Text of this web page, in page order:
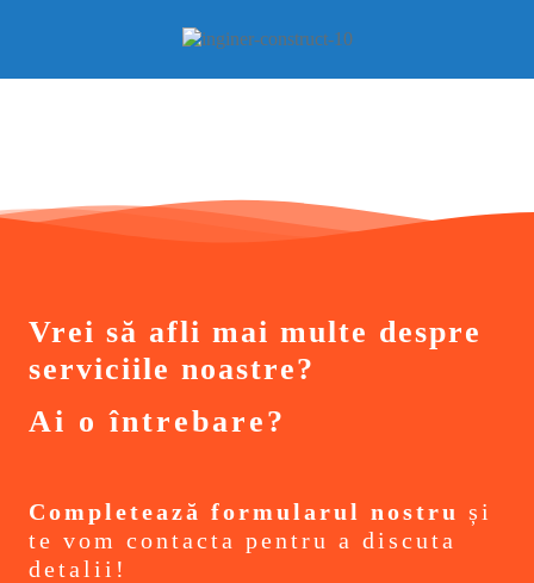
Vrei să afli mai multe despre
serviciile noastre?
Ai o întrebare?
Completează formularul nostru și
te vom contacta pentru a discuta
detalii!